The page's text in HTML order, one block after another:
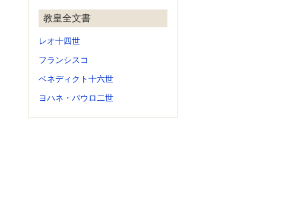
教皇全文書
レオ十四世
フランシスコ
ベネディクト十六世
ヨハネ・パウロ二世